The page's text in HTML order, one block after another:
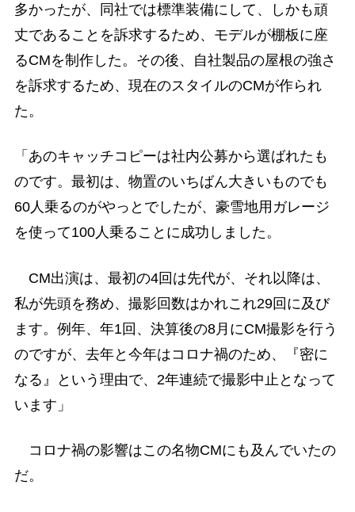
多かったが、同社では標準装備にして、しかも頑
丈であることを訴求するため、モデルが棚板に座
るCMを制作した。その後、自社製品の屋根の強さ
を訴求するため、現在のスタイルのCMが作られ
た。
「あのキャッチコピーは社内公募から選ばれたも
のです。最初は、物置のいちばん大きいものでも
60人乗るのがやっとでしたが、豪雪地用ガレージ
を使って100人乗ることに成功しました。
CM出演は、最初の4回は先代が、それ以降は、
私が先頭を務め、撮影回数はかれこれ29回に及び
ます。例年、年1回、決算後の8月にCM撮影を行う
のですが、去年と今年はコロナ禍のため、『密に
なる』という理由で、2年連続で撮影中止となって
います」
コロナ禍の影響はこの名物CMにも及んでいたの
だ。